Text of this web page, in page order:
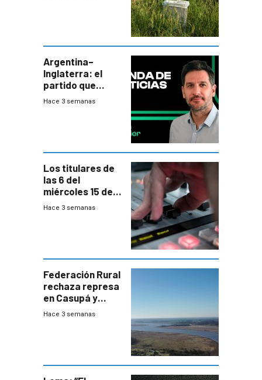
departamental
Argentina–
Inglaterra: el
partido que
nunca termina
Hace 3 semanas
Los titulares de
las 6 del
miércoles 15 de
julio de 2026
Hace 3 semanas
Federación Rural
rechaza represa
en Casupá y
firma demanda
Hace 3 semanas